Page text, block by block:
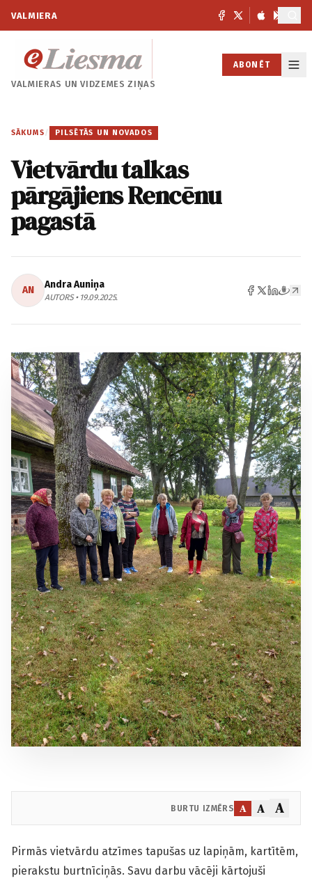
VALMIERA
VALMIERAS UNVIDZEMES ZIŅAS
ABONĒT
SĀKUMS / PILSĒTĀS UN NOVADOS
Vietvārdu talkas
pārgājiens Rencēnu
pagastā
AN Andra Auniņa
AUTORS • 19.09.2025.
BURTU IZMĒRS A A A
Pirmās vietvārdu atzīmes tapušas uz lapiņām, kartītēm,
pierakstu burtnīciņās. Savu darbu vācēji kārtojuši